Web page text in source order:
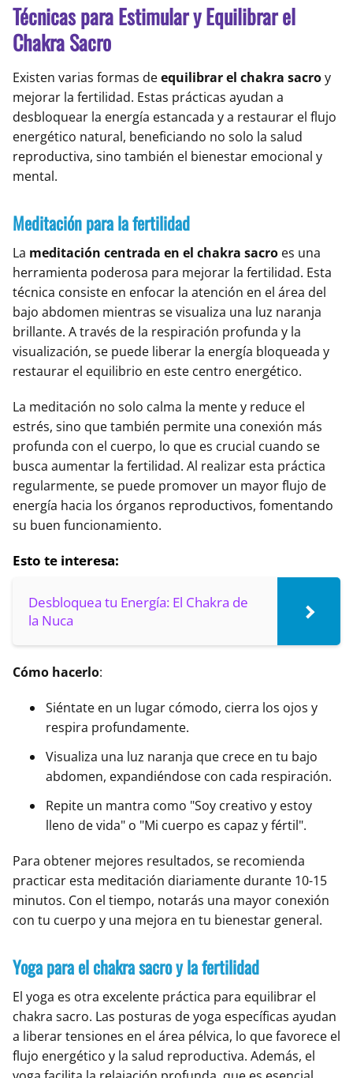
Técnicas para Estimular y Equilibrar el
Chakra Sacro
Existen varias formas deequilibrar el chakra sacroy
mejorar la fertilidad. Estas prácticas ayudan a
desbloquear la energía estancada y a restaurar el flujo
energético natural, beneficiando no solo la salud
reproductiva, sino también el bienestar emocional y
mental.
Meditación para la fertilidad
La meditación centrada en el chakra sacro es una
herramienta poderosa para mejorar la fertilidad. Esta
técnica consiste en enfocar la atención en el área del
bajo abdomen mientras se visualiza una luz naranja
brillante. A través de la respiración profunda y la
visualización, se puede liberar la energía bloqueada y
restaurar el equilibrio en este centro energético.
La meditación no solo calma la mente y reduce el
estrés, sino que también permite una conexión más
profunda con el cuerpo, lo que es crucial cuando se
busca aumentar la fertilidad. Al realizar esta práctica
regularmente, se puede promover un mayor flujo de
energía hacia los órganos reproductivos, fomentando
su buen funcionamiento.
Esto te interesa:
Desbloquea tu Energía: El Chakra de
la Nuca
Cómo hacerlo:
Siéntate en un lugar cómodo, cierra los ojos y
respira profundamente.
Visualiza una luz naranja que crece en tu bajo
abdomen, expandiéndose con cada respiración.
Repite un mantra como "Soy creativo y estoy
lleno de vida" o "Mi cuerpo es capaz y fértil".
Para obtener mejores resultados, se recomienda
practicar esta meditación diariamente durante 10-15
minutos. Con el tiempo, notarás una mayor conexión
con tu cuerpo y una mejora en tu bienestar general.
Yoga para el chakra sacro y la fertilidad
El yoga es otra excelente práctica para equilibrar el
chakra sacro. Las posturas de yoga específicas ayudan
a liberar tensiones en el área pélvica, lo que favorece el
flujo energético y la salud reproductiva. Además, el